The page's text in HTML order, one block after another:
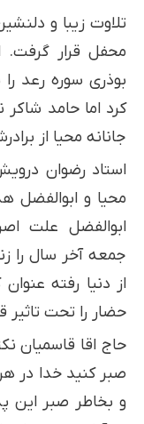
تلاوت زیبا و
محفل قرار گرفت.
بوذری سوره رعد
کرد اما حامد شاکر
جانانه محیا از
استاد رضوان
محیا و ابوالفضل
ابوالفضل علت
جمعه آخر سال را
از دنیا رفته
حضار را تحت تاثیر
حاج اقا قاسمیان
صبر کنید خدا در
و بخاطر صبر این